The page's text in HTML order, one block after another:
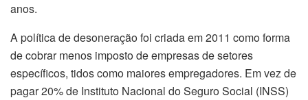
anos.
A política de desoneração foi criada em 2011 como forma
de cobrar menos imposto de empresas de setores
específicos, tidos como maiores empregadores. Em vez de
pagar 20% de Instituto Nacional do Seguro Social (INSS)